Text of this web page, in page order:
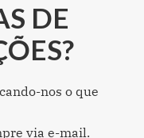
DE
nos o que
via e-mail.